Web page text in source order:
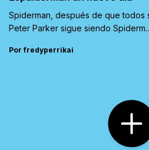
Spiderman, después de que todos
Peter Parker sigue siendo
Por fredyperrikai